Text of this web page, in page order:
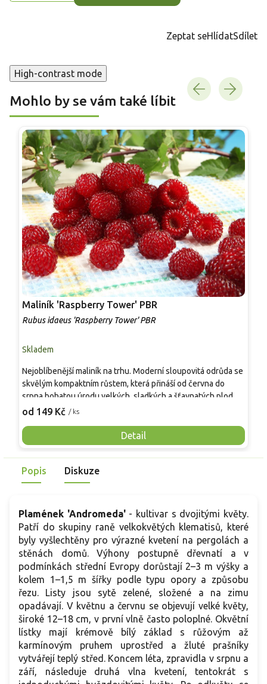
Zeptat seHlídatSdílet
High-contrast mode
Mohlo by se vám také líbit
Maliník 'Raspberry Tower' PBR
Rubus idaeus 'Raspberry Tower' PBR
Skladem
od 149 Kč / ks
Detail
Nejoblíbenější maliník na trhu. Moderní sloupovitá odrůda se
skvělým kompaktním růstem, která přináší od června do
srpna bohatou úrodu velkých, sladkých a šťavnatých plodů.
Pevné vzpřímené výhony tvoří elegantní habitus bez
Mrazuvzdornost do −25 °C a spolehlivá vitalita z něj dělají
skvělou volbu pro každého pěstitele.
Popis Diskuze
Plamének 'Andromeda'- kultivar s dvojitými květy.
Patří do skupiny raně velkokvětých klematisů, které
byly vyšlechtěny pro výrazné kvetení na pergolách a
stěnách domů. Výhony postupně dřevnatí a v
podmínkách střední Evropy dorůstají 2–3 m výšky a
kolem 1–1,5 m šířky podle typu opory a způsobu
řezu. Listy jsou sytě zelené, složené a na zimu
opadávají. V květnu a červnu se objevují velké květy,
široké 12–18 cm, v první vlně často poloplné. Okvětní
lístky mají krémově bílý základ s růžovým až
karmínovým pruhem uprostřed a žluté prašníky
vytvářejí teplý střed. Koncem léta, zpravidla v srpnu a
září, následuje druhá vlna kvetení, tentokrát s